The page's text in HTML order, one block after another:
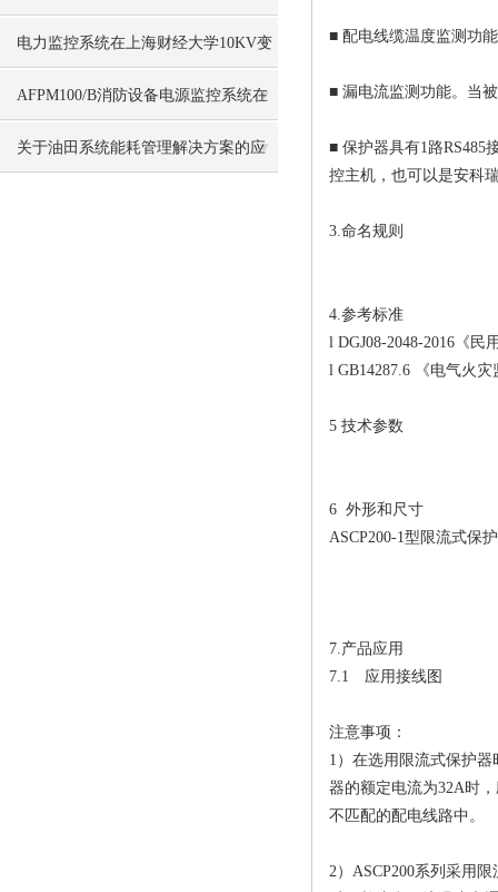
计与应用
电力监控系统在上海财经大学10KV变
电站的应用
AFPM100/B消防设备电源监控系统在
华峰纺织的应用
关于油田系统能耗管理解决方案的应
■ 配电线缆温度监测功
■ 漏电流监测功能。当
■ 保护器具有1路RS485
控主机，也可以是安科
3.命名规则
4.参考标准
l DGJ08-2048-2016《民
l GB14287.6 《电气火
5 技术参数
6 外形和尺寸
ASCP200-1型限流式保
7.产品应用
7.1 应用接线图
注意事项：
1）在选用限流式保护
器的额定电流为32A时
不匹配的配电线路中。
2）ASCP200系列采用